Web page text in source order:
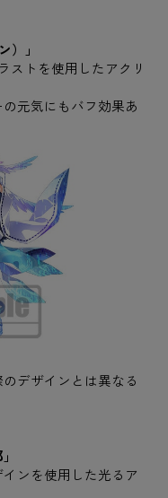
」
ストを使用したアクリ
元気にもバフ効果あ
デザインとは異なる
ンを使用した光るア